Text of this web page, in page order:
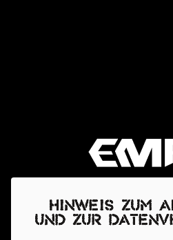
Hinweis zum
und zur